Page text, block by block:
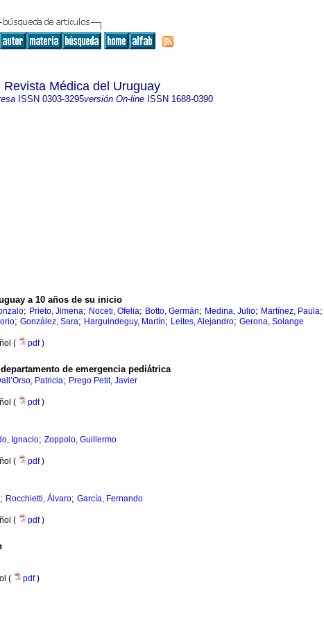
Revista Médica del Uruguay
ISSN 0303-3295versión On-lineISSN 1688-0390
a 10 años de su inicio
; Prieto, Jimena; Noceti, Ofelia; Botto, Germán; Medina, Julio; Martínez, Paula;
; González, Sara; Harguindeguy, Martín; Leites, Alejandro; Gerona, Solange
( pdf)
de emergencia pediátrica
Patricia; Prego Petit, Javier
( pdf)
Ignacio; Zoppolo, Guillermo
( pdf)
; Rocchietti, Álvaro; García, Fernando
( pdf)
( pdf)